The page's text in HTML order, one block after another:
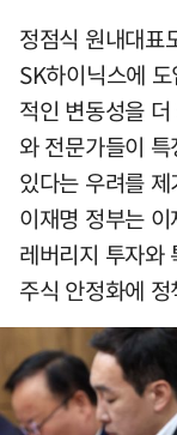
정점식 원내대표
SK하이닉스에
적인 변동성을
와 전문가들이
있다는 우려를
이재명 정부는
레버리지 투자와
주식 안정화에